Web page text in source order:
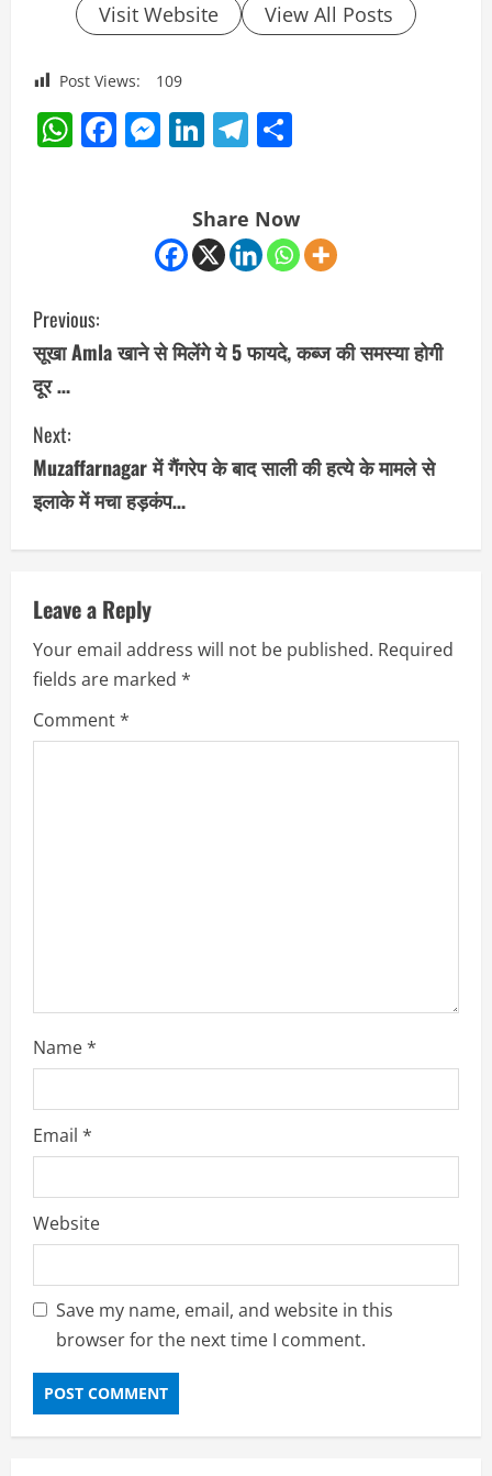
Visit Website View All Posts
Post Views: 109
WhatsApp
Facebook
Messenger
LinkedIn
Telegram
Share Now
C
o
n
t
i
n
e
R
e
Previous:
सूखा Amla खाने से मिलेंगे ये 5 फायदे, कब्ज की समस्या होगी
दूर …
Next:
Muzaffarnagar में गैंगरेप के बाद साली की हत्ये के मामले से
इलाके में मचा हड़कंप…
Leave a Reply
Your email address will not be published. Required
fields are marked *
Comment*
Name*
Email *
Website
Save my name, email, and website in this
browser for the next time I comment.